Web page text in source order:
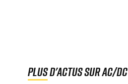
Plus d'actus sur AC/DC